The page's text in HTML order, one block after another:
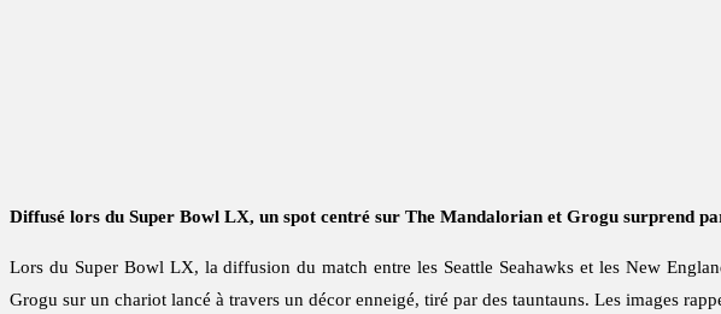
Diffusé lors du Super Bowl LX, un spot centré sur The Mandalorian et Grogu surprend
Lors du Super Bowl LX, la diffusion du match entre les Seattle Seahawks et les New
Grogu sur un chariot lancé à travers un décor enneigé, tiré par des tauntauns. Les images